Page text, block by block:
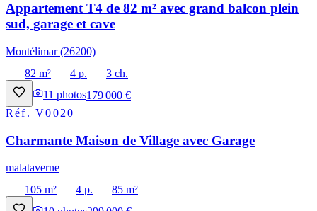
Appartement T4 de 82 m² avec grand balcon plein
sud, garage et cave
Montélimar (26200)
82 m²
4 p.
3 ch.
11 photos179 000 €
Réf.V0020
Charmante Maison de Village avec Garage
malataverne
105 m²
4 p.
85 m²